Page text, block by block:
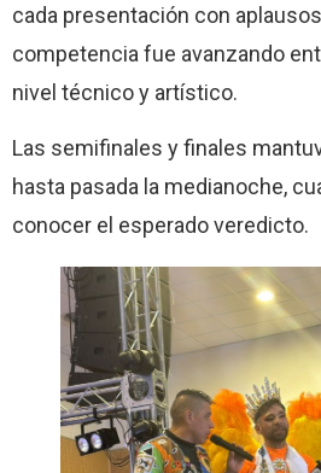
cada presentación con
competencia fue avanzando
nivel técnico y artístico.
Las semifinales y finales
hasta pasada la medianoche,
conocer el esperado veredicto.